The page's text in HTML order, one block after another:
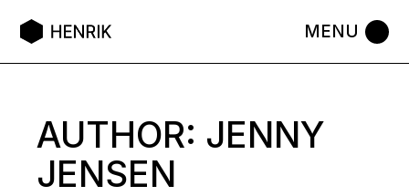
the
AUTHOR: JENNY
JENSEN